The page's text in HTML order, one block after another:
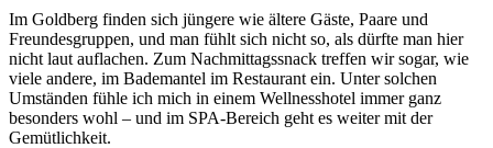
Im Goldberg finden sich jüngere wie ältere Gäste, Paare und
Freundesgruppen, und man fühlt sich nicht so, als dürfte man hier
nicht laut auflachen. Zum Nachmittagssnack treffen wir sogar, wie
viele andere, im Bademantel im Restaurant ein. Unter solchen
Umständen fühle ich mich in einem Wellnesshotel immer ganz
besonders wohl – und im SPA-Bereich geht es weiter mit der
Gemütlichkeit.